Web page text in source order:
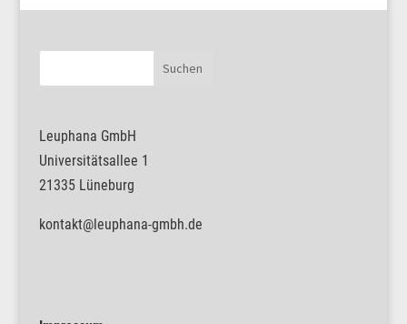
Leuphana GmbH
Universitätsallee 1
21335 Lüneburg
kontakt@leuphana-gmbh.de